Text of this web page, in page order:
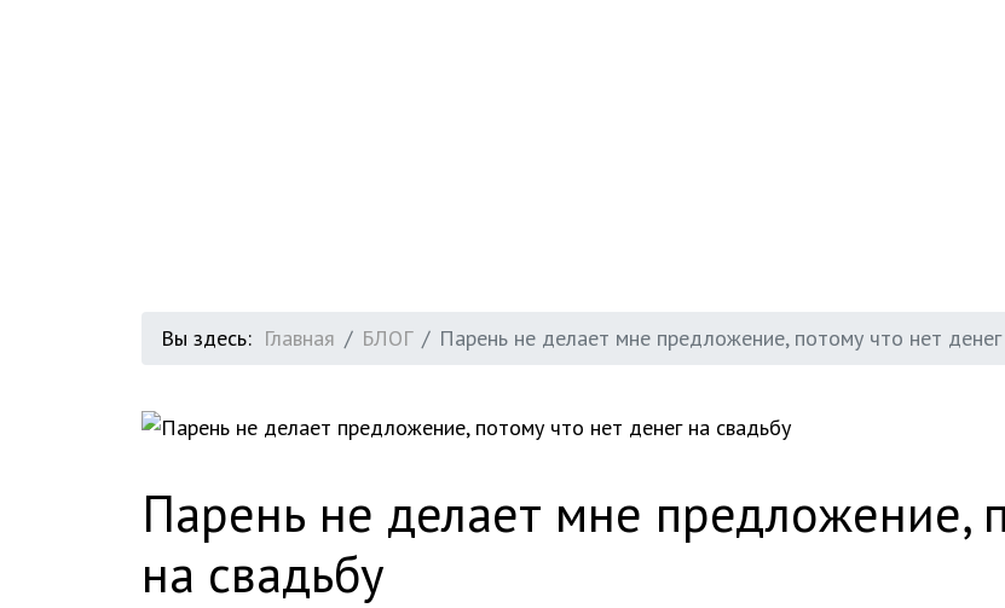
Вы здесь: Главная БЛОГ Парень не делает мне предложение, потому что нет денег
Парень не делает мне предложение,
на свадьбу